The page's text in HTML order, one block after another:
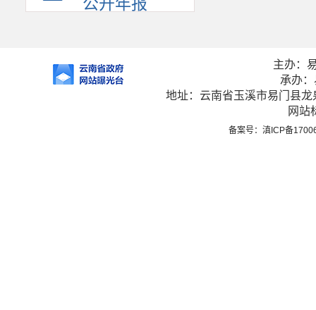
主办：
承办
地址：云南省玉溪市易门县
网站
备案号：滇ICP备